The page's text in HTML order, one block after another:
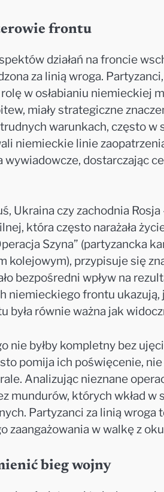
frontu
działań na froncie
za linią wroga.
w osłabianiu niemieckiej
miały strategiczne
warunkach, często
niemieckie linie
dostarczając
Ukraina czy zachodnia
która często narażała
Szyna” (partyzancka
przypisuje się
bezpośredni wpływ na
niemieckiego frontu
równie ważna jak
byłby kompletny bez
pomija ich poświęcenie,
Analizując nieznane
mundurów, których wkład w
Partyzanci za linią
zaangażowania w walkę z
bieg wojny